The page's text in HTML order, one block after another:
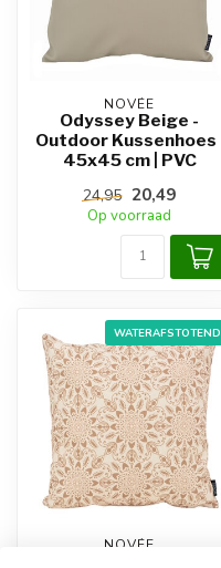
NOVÉE
Odyssey Beige -
Outdoor Kussenhoes |
45x45 cm | PVC
24,95 20,49
Op voorraad
WATERAFSTOTEND
NOVÉE